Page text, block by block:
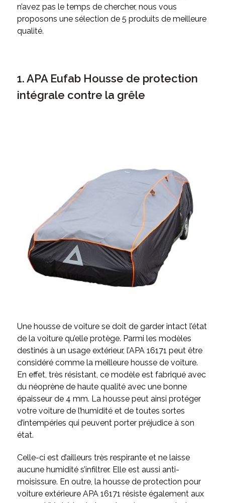
n’avez pas le temps de chercher, nous vous
proposons une sélection de 5 produits de meilleure
qualité.
1. APA Eufab Housse de protection
intégrale contre la grêle
Une housse de voiture se doit de garder intact l’état
de la voiture qu’elle protège. Parmi les modèles
destinés à un usage extérieur, l’APA 16171 peut être
considéré comme la meilleure housse de voiture.
En effet, très résistant, ce modèle est fabriqué avec
du néoprène de haute qualité avec une bonne
épaisseur de 4 mm. La housse peut ainsi protéger
votre voiture de l’humidité et de toutes sortes
d’intempéries qui peuvent porter préjudice à son
état.
Celle-ci est d’ailleurs très respirante et ne laisse
aucune humidité s’infiltrer. Elle est aussi anti-
moisissure. En outre, la housse de protection pour
voiture extérieure APA 16171 résiste également aux